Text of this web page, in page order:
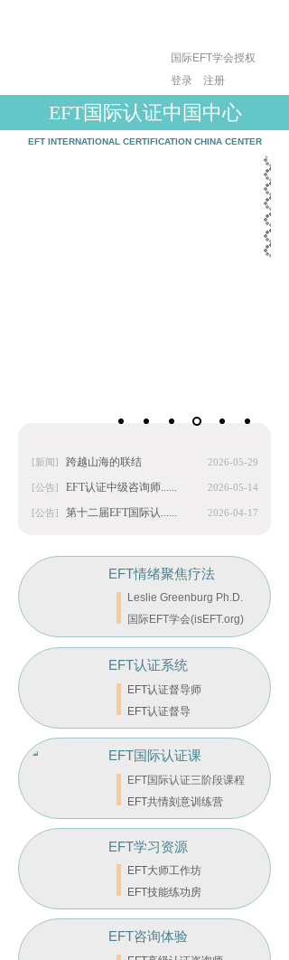
登录 注册
EFT INTERNATIONAL CERTIFICATION CHINA CENTER
EFT国际认证中国中心
国际EFT学会授权
[新闻] 跨越山海的联结 2026-05-29
[公告] EFT认证中级咨询师...... 2026-05-14
[公告] 第十二届EFT国际认...... 2026-04-17
EFT国际认证课
程
EFT国际认证三阶段课程
EFT共情刻意训练营
EFT咨询体验
EFT认证督导师
EFT认证督导
EFT认证系统
Leslie Greenburg Ph.D.
国际EFT学会(isEFT.org)
EFT情绪聚焦疗法
EFT大师工作坊
EFT技能练功房
EFT学习资源